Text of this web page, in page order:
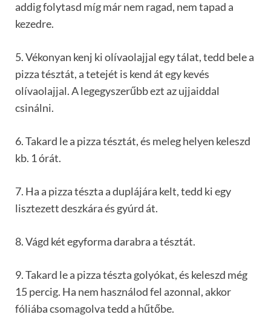
addig folytasd míg már nem ragad, nem tapad a
kezedre.
5. Vékonyan kenj ki olívaolajjal egy tálat, tedd bele a
pizza tésztát, a tetejét is kend át egy kevés
olívaolajjal. A legegyszerűbb ezt az ujjaiddal
csinálni.
6. Takard le a pizza tésztát, és meleg helyen keleszd
kb. 1 órát.
7. Ha a pizza tészta a duplájára kelt, tedd ki egy
lisztezett deszkára és gyúrd át.
8. Vágd két egyforma darabra a tésztát.
9. Takard le a pizza tészta golyókat, és keleszd még
15 percig. Ha nem használod fel azonnal, akkor
fóliába csomagolva tedd a hűtőbe.